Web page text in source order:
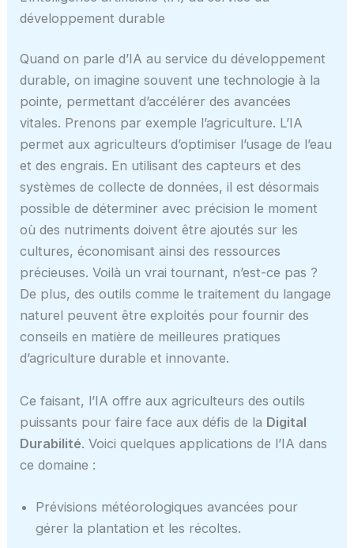
développement durable
Quand on parle d’IA au service du développement
durable, on imagine souvent une technologie à la
pointe, permettant d’accélérer des avancées
vitales. Prenons par exemple l’agriculture. L’IA
permet aux agriculteurs d’optimiser l’usage de l’eau
et des engrais. En utilisant des capteurs et des
systèmes de collecte de données, il est désormais
possible de déterminer avec précision le moment
où des nutriments doivent être ajoutés sur les
cultures, économisant ainsi des ressources
précieuses. Voilà un vrai tournant, n’est-ce pas ?
De plus, des outils comme le traitement du langage
naturel peuvent être exploités pour fournir des
conseils en matière de meilleures pratiques
d’agriculture durable et innovante.
Ce faisant, l’IA offre aux agriculteurs des outils
puissants pour faire face aux défis de la Digital
Durabilité. Voici quelques applications de l’IA dans
ce domaine :
Prévisions météorologiques avancées pour
gérer la plantation et les récoltes.